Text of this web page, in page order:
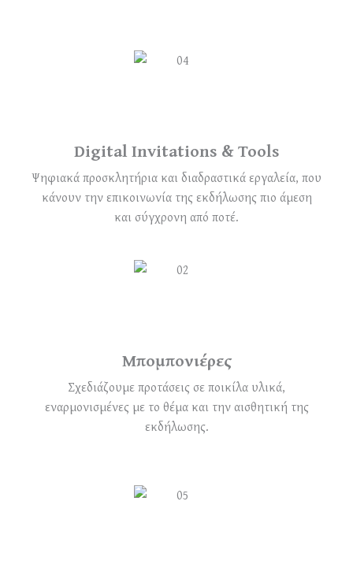
Digital Invitations & Tools
Ψηφιακά προσκλητήρια και διαδραστικά εργαλεία, που
κάνουν την επικοινωνία της εκδήλωσης πιο άμεση
και σύγχρονη από ποτέ.
Μπομπονιέρες
Σχεδιάζουμε προτάσεις σε ποικίλα υλικά,
εναρμονισμένες με το θέμα και την αισθητική της
εκδήλωσης.